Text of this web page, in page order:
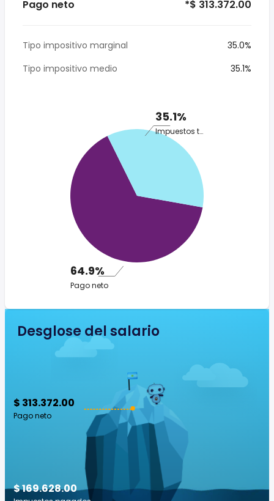
Pago neto *$ 313.372.00
Tipo impositivo marginal
35.0%
Tipo impositivo medio
35.1%
35.1%
Impuestos totales
64.9%
Pago neto
Desglose del salario
$ 313.372.00
Pago neto
$ 169.628.00